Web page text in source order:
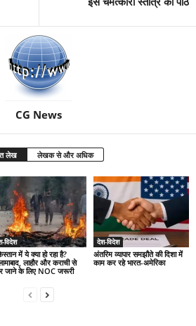
CG News
लेख लेखक से और अधिक
विदेश
में ये क्या हो रहा है?
लाहौर और कराची से
जाने के लिए NOC जरूरी
देश-विदेश
अंतरिम व्यापार समझौते की दिशा में
काम कर रहे भारत-अमेरिका